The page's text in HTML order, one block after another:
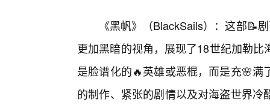
《黑帆》（BlackSails）：这部📝
更加黑暗的视角，展现了18世纪加勒
是脸谱化的🔥英雄或恶棍，而是充🌸
的制作、紧张的剧情以及对海盗世界